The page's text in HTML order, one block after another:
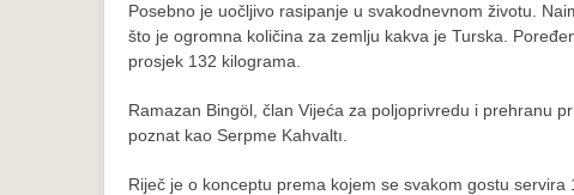
Posebno je uočljivo rasipanje u svakodnevnom životu.
što je ogromna količina za zemlju kakva je Turska.
prosjek 132 kilograma.
Ramazan Bingöl, član Vijeća za poljoprivredu i prehranu
poznat kao Serpme Kahvaltı.
Riječ je o konceptu prema kojem se svakom gostu